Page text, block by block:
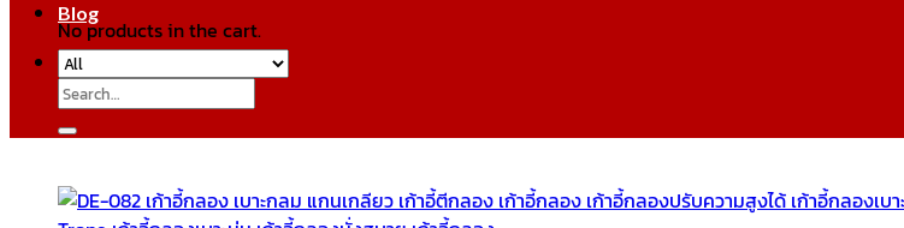
No products in the cart.
Blog
Search
for: